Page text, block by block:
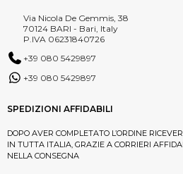
Via Nicola De Gemmis, 38
70124 BARI - Bari, Italy
P.IVA 06231840726
+39 080 5429897
+39 080 5429897
SPEDIZIONI AFFIDABILI
DOPO AVER COMPLETATO L’ORDINE
IN TUTTA ITALIA, GRAZIE A CORRIERI
NELLA CONSEGNA